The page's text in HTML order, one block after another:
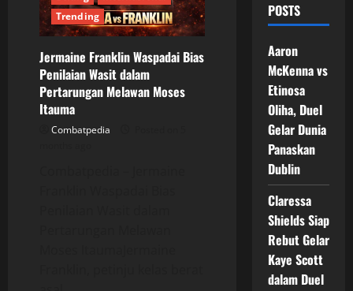
Trending
Jermaine Franklin Waspadai Bias
Penilaian Wasit dalam
Pertarungan Melawan Moses
Itauma
Combatpedia
POSTS
Aaron
McKenna vs
Etinosa
Oliha, Duel
Gelar Dunia
Panaskan
Dublin
Claressa
Shields Siap
Rebut Gelar
Kaye Scott
dalam Duel